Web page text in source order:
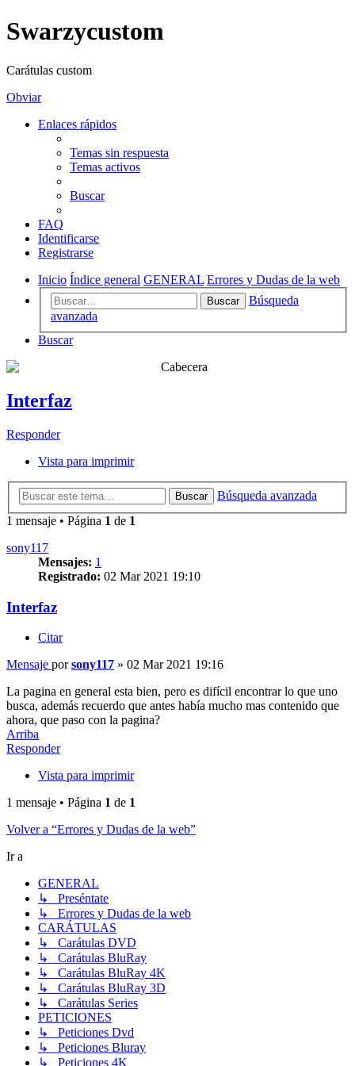
Swarzycustom
Carátulas custom
Obviar
Enlaces rápidos
Temas sin respuesta
Temas activos
Buscar
FAQ
Identificarse
Registrarse
Inicio Índice general GENERAL Errores y Dudas de la web
Buscar
Búsqueda
avanzada
Buscar
Interfaz
Responder
Vista para imprimir
Buscar
Búsqueda avanzada
1 mensaje • Página 1 de 1
sony117
Mensajes: 1
Registrado: 02 Mar 2021 19:10
Interfaz
Citar
Mensaje porsony117 » 02 Mar 2021 19:16
La pagina en general esta bien, pero es difícil encontrar lo que uno
busca, además recuerdo que antes había mucho mas contenido que
ahora, que paso con la pagina?
Arriba
Responder
Vista para imprimir
1 mensaje • Página 1 de 1
Volver a “Errores y Dudas de la web”
Ir a
GENERAL
↳ Preséntate
↳ Errores y Dudas de la web
CARÁTULAS
↳ Carátulas DVD
↳ Carátulas BluRay
↳ Carátulas BluRay 4K
↳ Carátulas BluRay 3D
↳ Carátulas Series
PETICIONES
↳ Peticiones Dvd
↳ Peticiones Bluray
↳ Peticiones 4K